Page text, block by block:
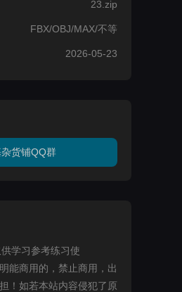
23.zip
FBX/OBJ/MAX/不等
2026-05-23
货铺QQ群
学习参考练习使
能商用的，禁止商用，出
！如若本站内容侵犯了原